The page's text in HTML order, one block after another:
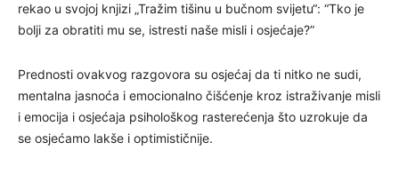
rekao u svojoj knjizi „Tražim tišinu u bučnom svijetu“: “Tko je
bolji za obratiti mu se, istresti naše misli i osjećaje?”
Prednosti ovakvog razgovora su osjećaj da ti nitko ne sudi,
mentalna jasnoća i emocionalno čišćenje kroz istraživanje misli
i emocija i osjećaja psihološkog rasterećenja što uzrokuje da
se osjećamo lakše i optimističnije.